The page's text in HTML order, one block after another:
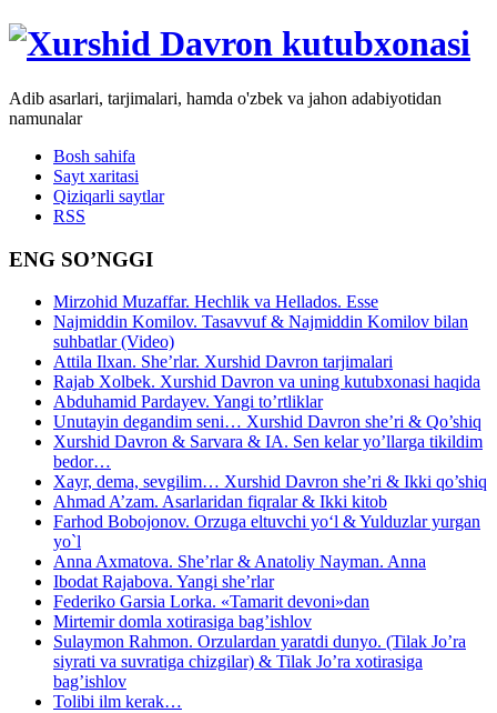
Adib asarlari, tarjimalari, hamda o'zbek va jahon adabiyotidan
namunalar
Bosh sahifa
Sayt xaritasi
Qiziqarli saytlar
RSS
ENG SO’NGGI
Mirzohid Muzaffar. Hechlik va Hellados. Esse
Najmiddin Komilov. Tasavvuf & Najmiddin Komilov bilan
suhbatlar (Video)
Attila Ilxan. She’rlar. Xurshid Davron tarjimalari
Rajab Xolbek. Xurshid Davron va uning kutubxonasi haqida
Abduhamid Pardayev. Yangi to’rtliklar
Unutayin degandim seni… Xurshid Davron she’ri & Qo’shiq
Xurshid Davron & Sarvara & IA. Sen kelar yo’llarga tikildim
bedor…
Xayr, dema, sevgilim… Xurshid Davron she’ri & Ikki qo’shiq
Ahmad A’zam. Asarlaridan fiqralar & Ikki kitob
Farhod Bobojonov. Orzuga eltuvchi yo‘l & Yulduzlar yurgan
yo`l
Anna Axmatova. She’rlar & Anatoliy Nayman. Anna
Ibodat Rajabova. Yangi she’rlar
Federiko Garsia Lorka. «Tamarit devoni»dan
Mirtemir domla xotirasiga bag’ishlov
Sulaymon Rahmon. Orzulardan yaratdi dunyo. (Tilak Jo’ra
siyrati va suvratiga chizgilar) & Tilak Jo’ra xotirasiga
bag’ishlov
Tolibi ilm kerak…